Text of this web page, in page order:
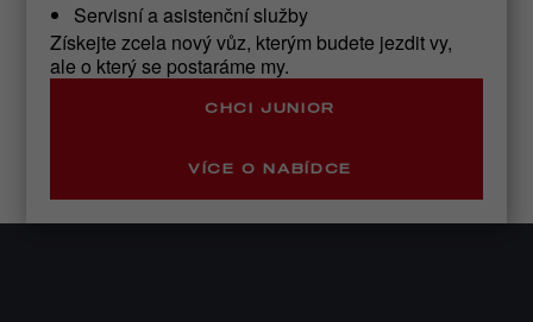
Servisní a asistenční služby
Získejte zcela nový vůz, kterým budete jezdit vy,
ale o který se postaráme my.
CHCI JUNIOR
VÍCE O NABÍDCE